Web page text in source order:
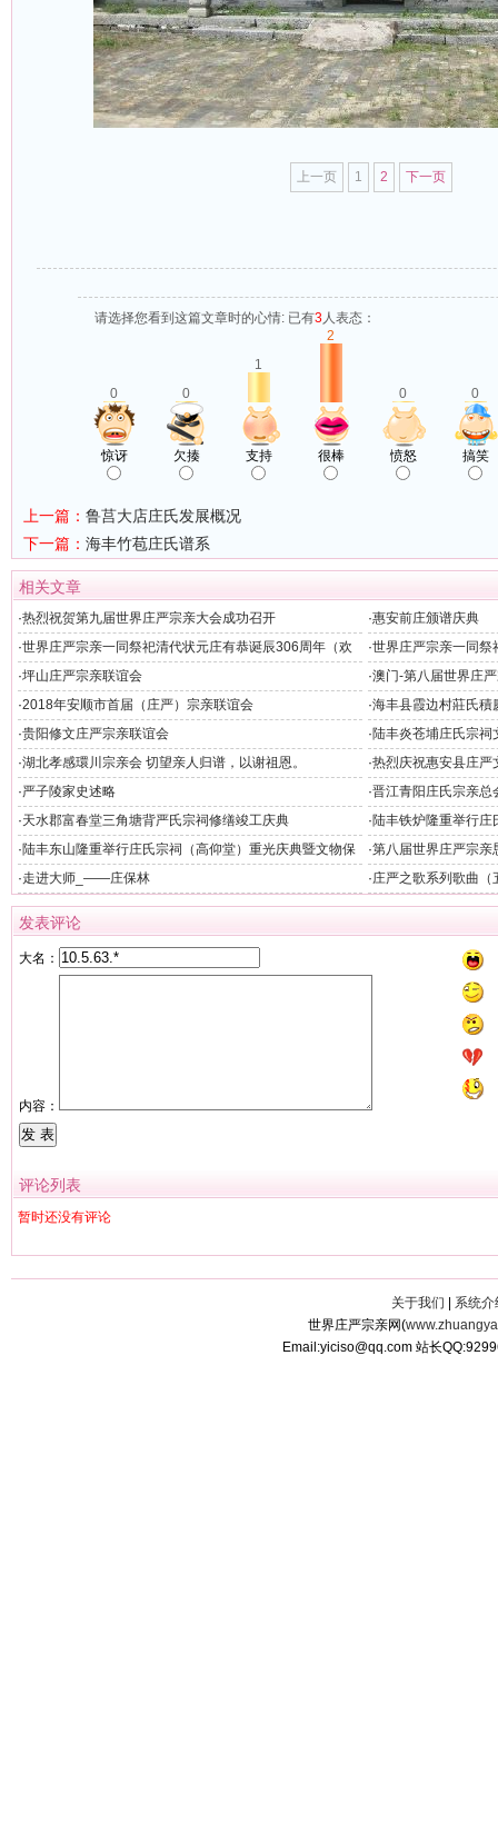
上一页 1 2 下一页
请选择您看到这篇文章时的心情: 已有3人表态：
0 0
1
2
0 0
惊讶 欠揍 支持 很棒 愤怒 搞笑
上一篇： 鲁莒大店庄氏发展概况
下一篇： 海丰竹苞庄氏谱系
相关文章
·热烈祝贺第九届世界庄严宗亲大会成功召开 ·惠安前庄颁谱庆典
·世界庄严宗亲一同祭祀清代状元庄有恭诞辰306周年（欢
迎晚宴）
·世界庄严宗亲一同祭
州）
·坪山庄严宗亲联谊会 ·澳门-第八届世界庄
·2018年安顺市首届（庄严）宗亲联谊会 ·海丰县霞边村莊氏積
·贵阳修文庄严宗亲联谊会 ·陆丰炎苍埔庄氏宗
·湖北孝感環川宗亲会 切望亲人归谱，以谢祖恩。 ·热烈庆祝惠安县庄严
隆重举行
·严子陵家史述略 ·晋江青阳庄氏宗亲总
·天水郡富春堂三角塘背严氏宗祠修缮竣工庆典 ·陆丰铁炉隆重举行
·陆丰东山隆重举行庄氏宗祠（高仰堂）重光庆典暨文物保
护单位揭牌仪式
·第八届世界庄严宗亲
·走进大师_——庄保林 ·庄严之歌系列歌曲
发表评论
大名：
内容：
评论列表
暂时还没有评论
关于我们
系统介
世界庄严宗亲网(
Email:yiciso@qq.com 站长